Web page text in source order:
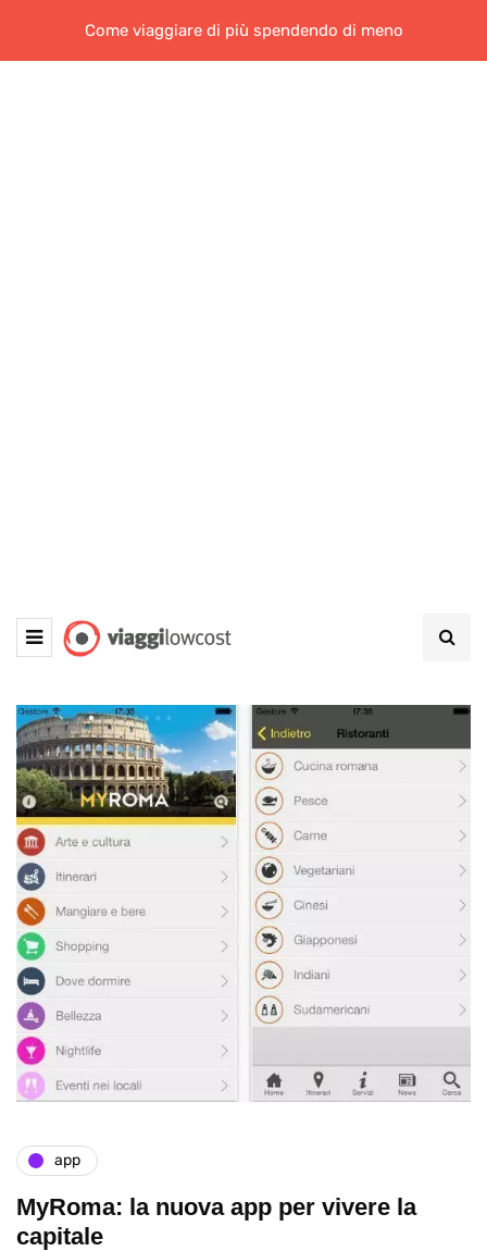
Come viaggiare di più spendendo di meno
app
MyRoma: la nuova app per vivere la
capitale